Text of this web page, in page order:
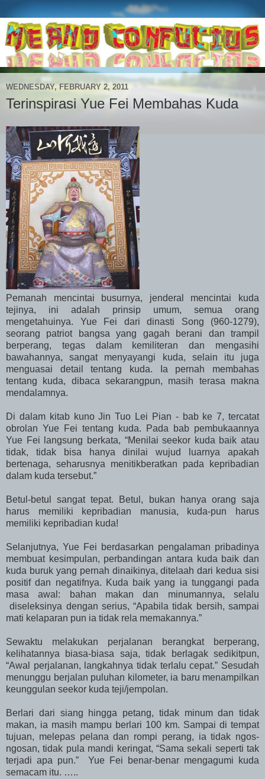
WEDNESDAY, FEBRUARY 2, 2011
Terinspirasi Yue Fei Membahas Kuda
Pemanah mencintai busurnya, jenderal mencintai kuda
tejinya, ini adalah prinsip umum, semua orang
mengetahuinya. Yue Fei dari dinasti Song (960-1279),
seorang patriot bangsa yang gagah berani dan trampil
berperang, tegas dalam kemiliteran dan mengasihi
bawahannya, sangat menyayangi kuda, selain itu juga
menguasai detail tentang kuda. Ia pernah membahas
tentang kuda, dibaca sekarangpun, masih terasa makna
mendalamnya.
Di dalam kitab kuno Jin Tuo Lei Pian - bab ke 7, tercatat
obrolan Yue Fei tentang kuda. Pada bab pembukaannya
Yue Fei langsung berkata, “Menilai seekor kuda baik atau
tidak, tidak bisa hanya dinilai wujud luarnya apakah
bertenaga, seharusnya menitikberatkan pada kepribadian
dalam kuda tersebut.”
Betul-betul sangat tepat. Betul, bukan hanya orang saja
harus memiliki kepribadian manusia, kuda-pun harus
memiliki kepribadian kuda!
Selanjutnya, Yue Fei berdasarkan pengalaman pribadinya
membuat kesimpulan, perbandingan antara kuda baik dan
kuda buruk yang pernah dinaikinya, ditelaah dari kedua sisi
positif dan negatifnya. Kuda baik yang ia tunggangi pada
masa awal: bahan makan dan minumannya, selalu
diseleksinya dengan serius, “Apabila tidak bersih, sampai
mati kelaparan pun ia tidak rela memakannya.”
Sewaktu melakukan perjalanan berangkat berperang,
kelihatannya biasa-biasa saja, tidak berlagak sedikitpun,
“Awal perjalanan, langkahnya tidak terlalu cepat.” Sesudah
menunggu berjalan puluhan kilometer, ia baru menampilkan
keunggulan seekor kuda teji/jempolan.
Berlari dari siang hingga petang, tidak minum dan tidak
makan, ia masih mampu berlari 100 km. Sampai di tempat
tujuan, melepas pelana dan rompi perang, ia tidak ngos-
ngosan, tidak pula mandi keringat, “Sama sekali seperti tak
terjadi apa pun.” Yue Fei benar-benar mengagumi kuda
semacam itu. …..